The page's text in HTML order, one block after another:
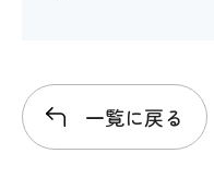
一覧に戻る